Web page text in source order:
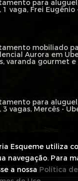
para
1 vaga, Frei Eugênio
mobiliado
Aurora em
varanda gourmet
para
3 vagas, Mercês -
Esqueme utiliza
navegação. Para
a nossa Política de